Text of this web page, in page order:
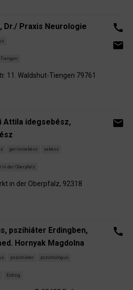
Dr./ Praxis Neurologie
11. Waldshut-Tiengen 79761
call
email
Attila idegsebész,
gerincsebész sebész
in der Oberpfalz
in der Oberpfalz, 92318
email
pszihiáter Erdingben,
Hornyak Magdolna
pszichiáter pszichológus
Erding
call